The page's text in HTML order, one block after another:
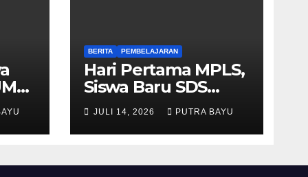
BERITA PEMBELAJARAN
Hari Pertama MPLS,
Siswa Baru SDS
Muhammadiyah 03
Cileungsi Antusias
Ikuti Berbagai
JULI 14, 2026 PUTRA BAYU